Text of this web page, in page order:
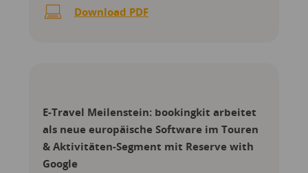
Download PDF
E-Travel Meilenstein: bookingkit arbeitet
als neue europäische Software im Touren
& Aktivitäten-Segment mit Reserve with
Google